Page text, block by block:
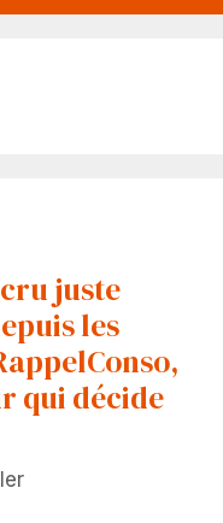
juste
les
qui décide